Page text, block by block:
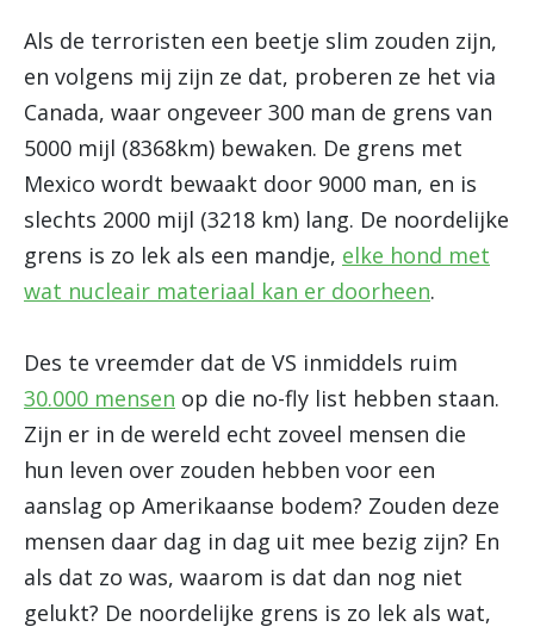
Als de terroristen een beetje slim zouden zijn,
en volgens mij zijn ze dat, proberen ze het via
Canada, waar ongeveer 300 man de grens van
5000 mijl (8368km) bewaken. De grens met
Mexico wordt bewaakt door 9000 man, en is
slechts 2000 mijl (3218 km) lang. De noordelijke
grens is zo lek als een mandje, elke hond met
wat nucleair materiaal kan er doorheen.
Des te vreemder dat de VS inmiddels ruim
30.000 mensen op die no-fly list hebben staan.
Zijn er in de wereld echt zoveel mensen die
hun leven over zouden hebben voor een
aanslag op Amerikaanse bodem? Zouden deze
mensen daar dag in dag uit mee bezig zijn? En
als dat zo was, waarom is dat dan nog niet
gelukt? De noordelijke grens is zo lek als wat,